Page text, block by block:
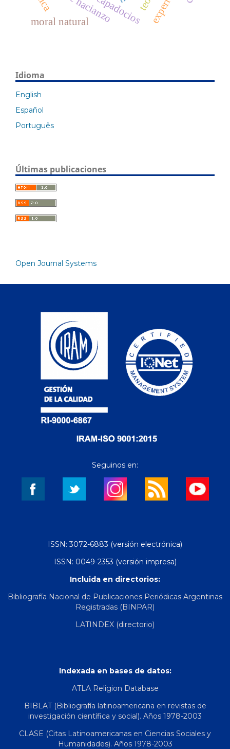
moral natural
Idioma
English
Español
Português
Últimas publicaciones
Open Journal Systems
Seguinos en:
ISSN: 3072-6883 (versión electrónica)
ISSN: 0049-2353 (versión impresa)
Incluida en directorios:
Bibliografía Nacional de Publicaciones Periódicas Argentinas
Registradas (BINPAR)
LATINDEX (directorio)
Indexada en bases de datos:
ATLA Religion Database
BIBLAT (Bibliografía latinoamericana en revistas de
investigación científica y social). Años 1978-2003
CLASE (Citas Latinoamericanas en Ciencias Sociales y
Humanidades). Años 1978-2003